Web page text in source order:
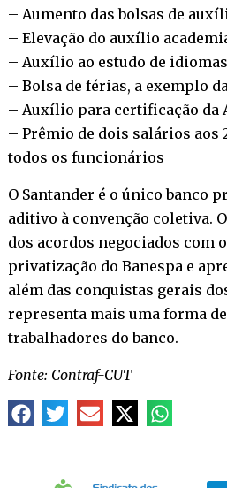
– Aumento das bolsas de
– Elevação do auxílio
– Auxílio ao estudo de idiomas
– Bolsa de férias, a exemplo
– Auxílio para certificação da
– Prêmio de dois salários aos
todos os funcionários
O Santander é o único banco
aditivo à convenção coletiva.
dos acordos negociados com
privatização do Banespa e
além das conquistas gerais
representa mais uma forma
trabalhadores do banco.
Fonte: Contraf-CUT